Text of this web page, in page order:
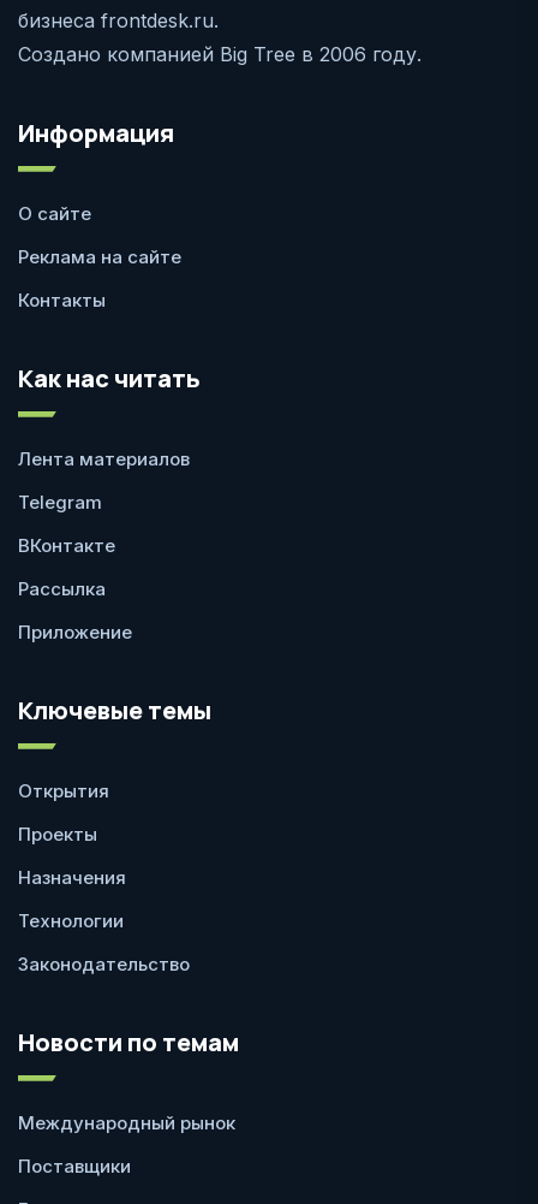
бизнеса frontdesk.ru.
Создано компанией Big Tree в 2006 году.
Информация
О сайте
Реклама на сайте
Контакты
Как нас читать
Лента материалов
Telegram
ВКонтакте
Рассылка
Приложение
Ключевые темы
Открытия
Проекты
Назначения
Технологии
Законодательство
Новости по темам
Международный рынок
Поставщики